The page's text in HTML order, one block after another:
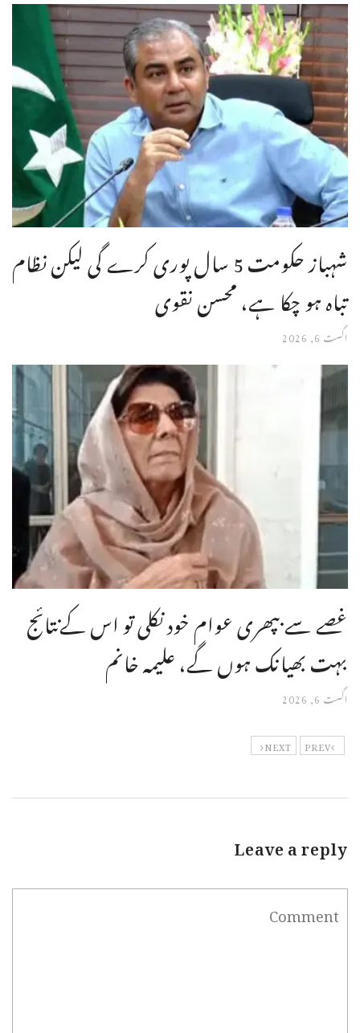
شہباز حکومت 5 سال پوری کرے گی لیکن نظام
تباہ ہو چکا ہے، محسن نقوی
اگست 6, 2026
غصے سے بپھری عوام خود نکلی تو اس کےنتائج
بہت بھیانک ہوں گے، علیمہ خانم
اگست 6, 2026
PREV
NEXT
Leave a reply